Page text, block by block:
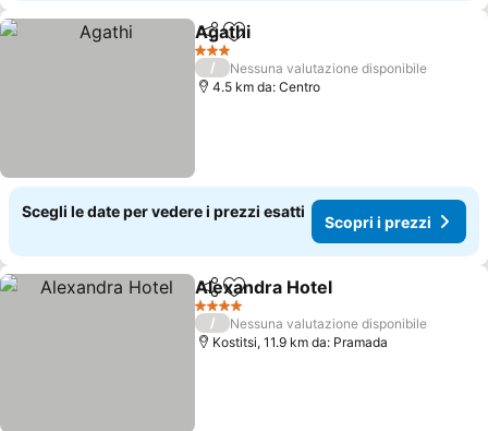
CondividiAggiungi ai preferiti
Agathi
3 Stelle
/
Nessuna valutazione disponibile
4.5 km da: Centro
Scegli le date per vedere i prezzi esatti
Scopri i prezzi
CondividiAggiungi ai preferiti
Alexandra Hotel
4 Stelle
/
Nessuna valutazione disponibile
Kostitsi, 11.9 km da: Pramada